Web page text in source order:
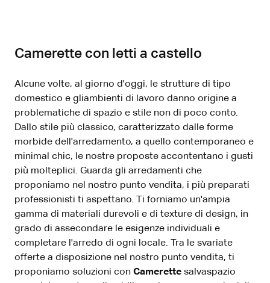
Camerette con letti a castello
Alcune volte, al giorno d'oggi, le strutture di tipo
domestico e gliambienti di lavoro danno origine a
problematiche di spazio e stile non di poco conto.
Dallo stile più classico, caratterizzato dalle forme
morbide dell'arredamento, a quello contemporaneo e
minimal chic, le nostre proposte accontentano i gusti
più molteplici. Guarda gli arredamenti che
proponiamo nel nostro punto vendita, i più preparati
professionisti ti aspettano. Ti forniamo un'ampia
gamma di materiali durevoli e di texture di design, in
grado di assecondare le esigenze individuali e
completare l'arredo di ogni locale. Tra le svariate
offerte a disposizione nel nostro punto vendita, ti
proponiamo soluzioni con Camerette salvaspazio